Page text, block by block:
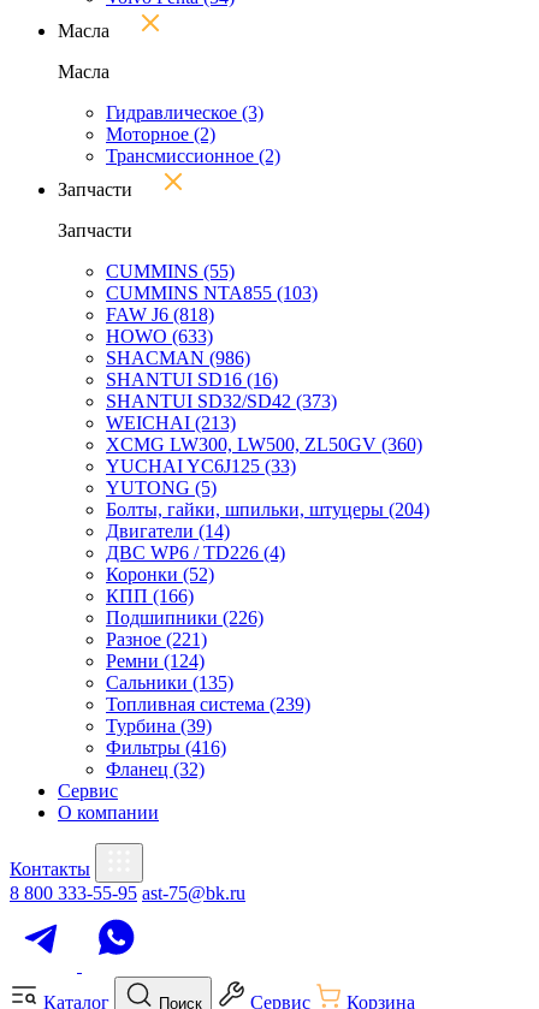
Масла
Масла
Гидравлическое (3)
Моторное (2)
Трансмиссионное (2)
Запчасти
Запчасти
CUMMINS (55)
CUMMINS NTA855 (103)
FAW J6 (818)
HOWO (633)
SHACMAN (986)
SHANTUI SD16 (16)
SHANTUI SD32/SD42 (373)
WEICHAI (213)
XCMG LW300, LW500, ZL50GV (360)
YUCHAI YC6J125 (33)
YUTONG (5)
Болты, гайки, шпильки, штуцеры (204)
Двигатели (14)
ДВС WP6 / TD226 (4)
Коронки (52)
КПП (166)
Подшипники (226)
Разное (221)
Ремни (124)
Сальники (135)
Топливная система (239)
Турбина (39)
Фильтры (416)
Фланец (32)
Сервис
О компании
Контакты
8 800 333-55-95 ast-75@bk.ru
Каталог Поиск Сервис Корзина